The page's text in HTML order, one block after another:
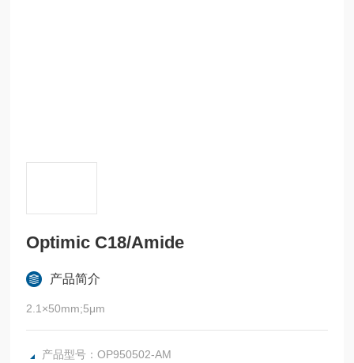
Optimic C18/Amide
产品简介
2.1×50mm;5μm
产品型号：OP950502-AM